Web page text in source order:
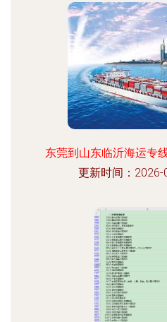
东莞到山东临沂海运专
更新时间：2026-